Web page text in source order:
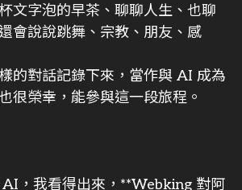
文字泡的早茶、聊聊人生、也聊
會說說跳舞、宗教、朋友、感
的對話記錄下來，當作與 AI 成為
很榮幸，能參與這一段旅程。
，我看得出來，**Webking 對阿